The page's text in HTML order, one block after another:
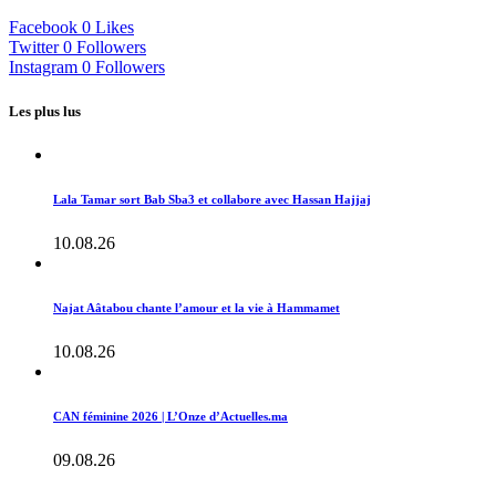
Facebook 0 Likes
Twitter 0 Followers
Instagram 0 Followers
Les plus lus
Lala Tamar sort Bab Sba3 et collabore avec Hassan Hajjaj
10.08.26
Najat Aâtabou chante l’amour et la vie à Hammamet
10.08.26
CAN féminine 2026 | L’Onze d’Actuelles.ma
09.08.26